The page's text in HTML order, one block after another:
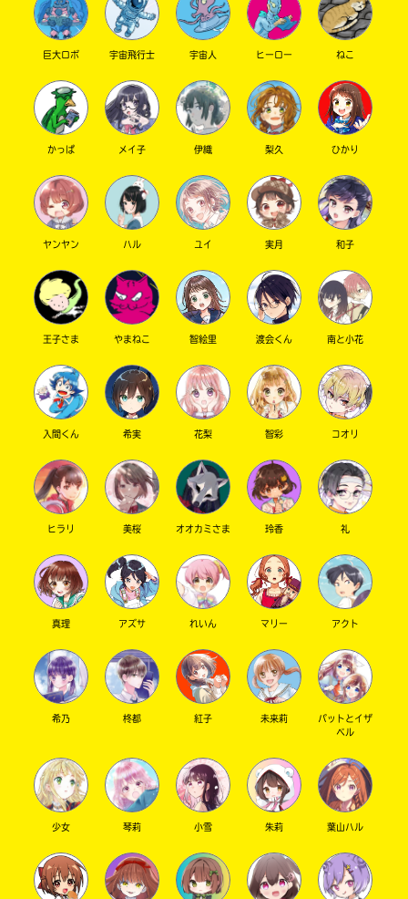
キーワードから探す
SNSでシェアする
巨大ロボ 宇宙飛行士 宇宙人 ヒーロー ねこ
かっぱ メイ子 伊織 梨久 ひかり
ヤンヤン ハル ユイ 実月 和子
王子さま やまねこ 智絵里 渡会くん 南と小花
入間くん 希実 花梨 智彩 コオリ
ヒラリ 美桜 オオカミさま 玲香 礼
真理 アズサ れいん マリー アクト
希乃 柊都 紅子 未来莉
パットとイザ
ベル
少女 琴莉 小雪 朱莉 葉山ハル